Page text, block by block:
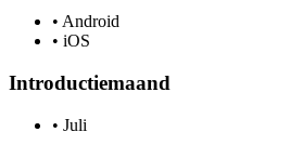
• Android
• iOS
Introductiemaand
• Juli